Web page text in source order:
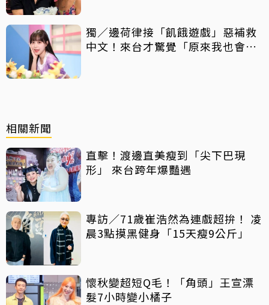
獨／邊荷律接「飢餓遊戲」惡補救
中文！來台才驚覺「原來我也會
相關新聞
直擊！渡邊直美瘦到「尖下巴現
形」 來台跨年爆豔遇
專訪／71歲崔浩然為連戲超拚！ 凌
晨3點摸黑健身「15天瘦9公斤」
懷秋變超短Q毛！「角頭」王宣漂
髮7小時變小橘子